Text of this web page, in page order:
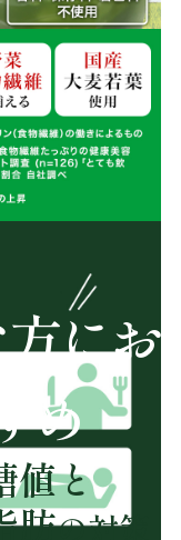
にお
め
値と
肪の対策